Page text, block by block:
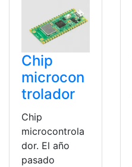
Chip
microcon
trolador
Chip
microcontrola
dor. El año
pasado